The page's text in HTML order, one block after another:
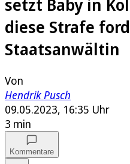
setzt Baby in
diese Strafe
Staatsanwältin
Von
Hendrik Pusch
09.05.2023, 16:35 Uhr
3 min
Kommentare